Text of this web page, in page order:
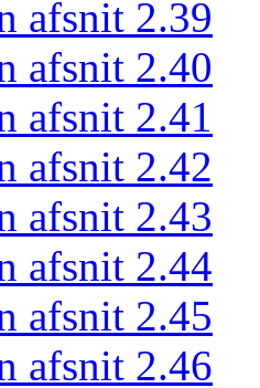
afsnit 2.39
afsnit 2.40
afsnit 2.41
afsnit 2.42
afsnit 2.43
afsnit 2.44
afsnit 2.45
afsnit 2.46